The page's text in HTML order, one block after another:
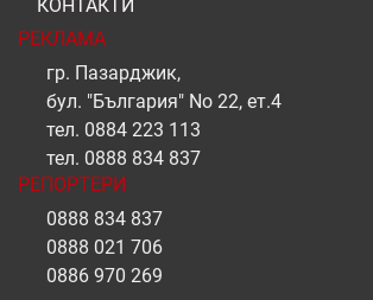
КОНТАКТИ
РЕКЛАМА
гр. Пазарджик,
бул. "България" No 22, ет.4
тел. 0884 223 113
тел. 0888 834 837
РЕПОРТЕРИ
0888 834 837
0888 021 706
0886 970 269